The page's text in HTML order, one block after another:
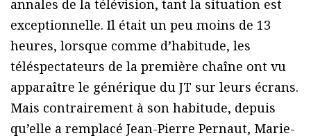
annales de la télévision, tant la situation est
exceptionnelle. Il était un peu moins de 13
heures, lorsque comme d’habitude, les
téléspectateurs de la première chaîne ont vu
apparaître le générique du JT sur leurs écrans.
Mais contrairement à son habitude, depuis
qu’elle a remplacé Jean-Pierre Pernaut, Marie-